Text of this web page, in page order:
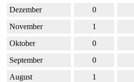
Dezember 0
November
1
Oktober
0
September
0
August
1